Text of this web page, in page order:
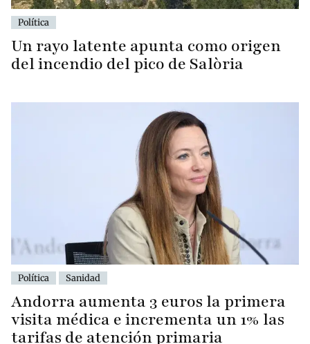
Política
Un rayo latente apunta como origen
del incendio del pico de Salòria
Política Sanidad
Andorra aumenta 3 euros la primera
visita médica e incrementa un 1% las
tarifas de atención primaria